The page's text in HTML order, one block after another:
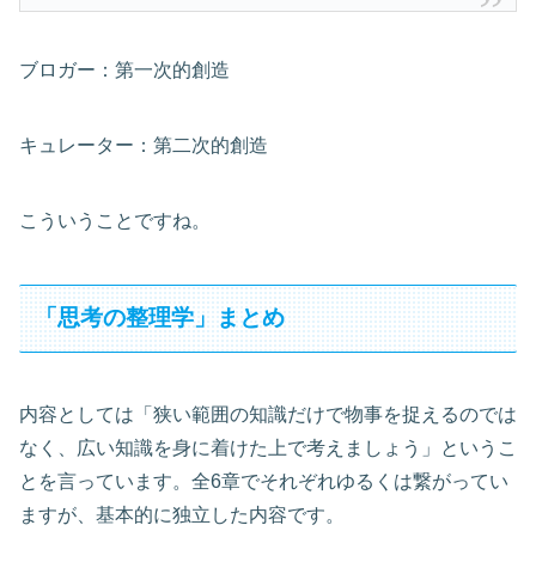
ブロガー：第一次的創造
キュレーター：第二次的創造
こういうことですね。
「思考の整理学」まとめ
内容としては「狭い範囲の知識だけで物事を捉えるのでは
なく、広い知識を身に着けた上で考えましょう」というこ
とを言っています。全6章でそれぞれゆるくは繋がってい
ますが、基本的に独立した内容です。